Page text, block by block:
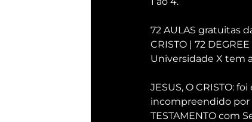
72 AULAS gratuitas
CRISTO | 72
Universidade X tem
JESUS, O CRISTO:
incompreendido por
TESTAMENTO com